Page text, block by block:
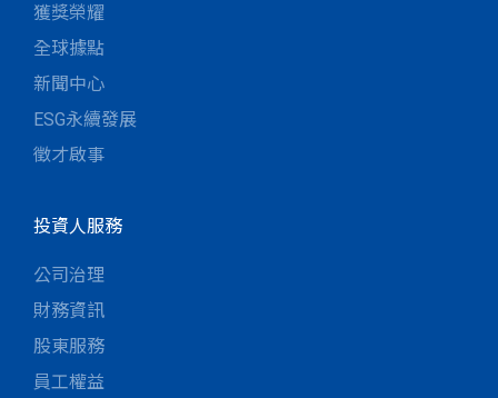
獲獎榮耀
全球據點
新聞中心
ESG永續發展
徵才啟事
投資人服務
公司治理
財務資訊
股東服務
員工權益